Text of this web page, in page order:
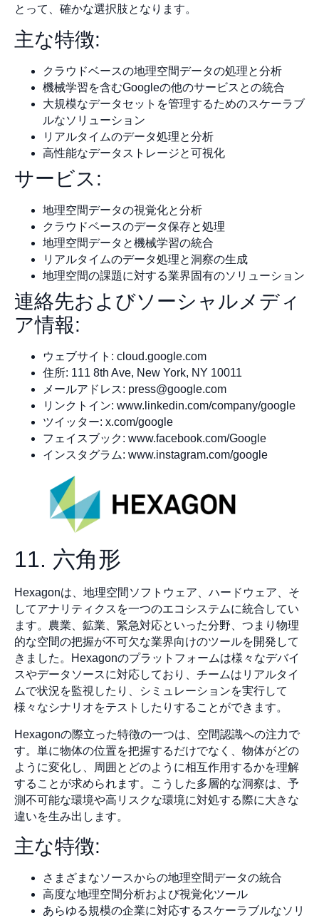
とって、確かな選択肢となります。
主な特徴:
クラウドベースの地理空間データの処理と分析
機械学習を含むGoogleの他のサービスとの統合
大規模なデータセットを管理するためのスケーラブ
ルなソリューション
リアルタイムのデータ処理と分析
高性能なデータストレージと可視化
サービス:
地理空間データの視覚化と分析
クラウドベースのデータ保存と処理
地理空間データと機械学習の統合
リアルタイムのデータ処理と洞察の生成
地理空間の課題に対する業界固有のソリューション
連絡先およびソーシャルメディ
ア情報:
ウェブサイト: cloud.google.com
住所: 111 8th Ave, New York, NY 10011
メールアドレス: press@google.com
リンクトイン: www.linkedin.com/company/google
ツイッター: x.com/google
フェイスブック: www.facebook.com/Google
インスタグラム: www.instagram.com/google
11. 六角形
Hexagonは、地理空間ソフトウェア、ハードウェア、そ
してアナリティクスを一つのエコシステムに統合してい
ます。農業、鉱業、緊急対応といった分野、つまり物理
的な空間の把握が不可欠な業界向けのツールを開発して
きました。Hexagonのプラットフォームは様々なデバイ
スやデータソースに対応しており、チームはリアルタイ
ムで状況を監視したり、シミュレーションを実行して
様々なシナリオをテストしたりすることができます。
Hexagonの際立った特徴の一つは、空間認識への注力で
す。単に物体の位置を把握するだけでなく、物体がどの
ように変化し、周囲とどのように相互作用するかを理解
することが求められます。こうした多層的な洞察は、予
測不可能な環境や高リスクな環境に対処する際に大きな
違いを生み出します。
主な特徴:
さまざまなソースからの地理空間データの統合
高度な地理空間分析および視覚化ツール
あらゆる規模の企業に対応するスケーラブルなソリ